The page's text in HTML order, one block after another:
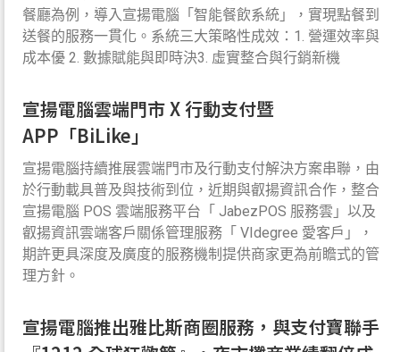
餐廳為例，導入宣揚電腦「智能餐飲系統」，實現點餐到
送餐的服務一貫化。系統三大策略性成效：1. 營運效率與
成本優 2. 數據賦能與即時決3. 虛實整合與行銷新機
宣揚電腦雲端門市 X 行動支付暨
APP「BiLike」
宣揚電腦持續推展雲端門市及行動支付解決方案串聯，由
於行動載具普及與技術到位，近期與叡揚資訊合作，整合
宣揚電腦 POS 雲端服務平台「 JabezPOS 服務雲」以及
叡揚資訊雲端客戶關係管理服務「 VIdegree 愛客戶」，
期許更具深度及廣度的服務機制提供商家更為前瞻式的管
理方針。
宣揚電腦推出雅比斯商圈服務，與支付寶聯手